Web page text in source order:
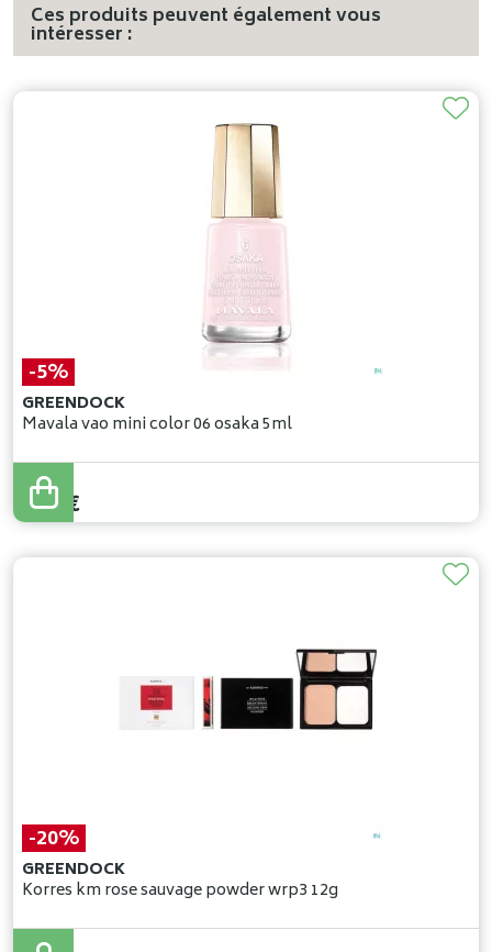
Ces produits peuvent également vous
intéresser :
-5%
GREENDOCK
Mavala vao mini color 06 osaka 5ml
6,99€
6,64 €
-20%
GREENDOCK
Korres km rose sauvage powder wrp3 12g